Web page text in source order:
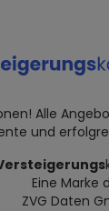
Alle
und
Eine Marke
ZVG Daten